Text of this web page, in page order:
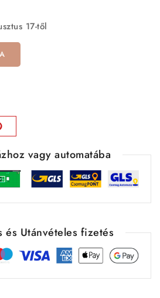
17-től
vagy automatába
és Utánvételes fizetés